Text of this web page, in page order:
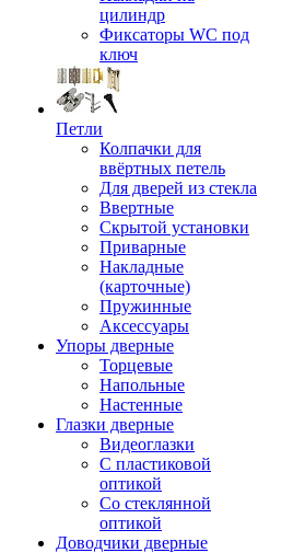
цилиндр
Фиксаторы WC под
ключ
Петли
Колпачки для
ввёртных петель
Для дверей из стекла
Ввертные
Скрытой установки
Приварные
Накладные
(карточные)
Пружинные
Аксессуары
Упоры дверные
Торцевые
Напольные
Настенные
Глазки дверные
Видеоглазки
С пластиковой
оптикой
Со стеклянной
оптикой
Доводчики дверные